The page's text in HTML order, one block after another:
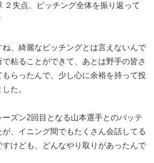
２失点、ピッチング全体を振り返って
ね、綺麗なピッチングとは言えないんで
粘ることができて、あとは野手の皆さ
もらったんで、少し心に余裕を持って投
た。
ズン2回目となる山本選手とのバッテ
が、イニング間でもたくさん会話してる
けども、どんなやり取りがあったんで